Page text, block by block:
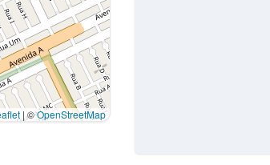
|©OpenStreetMap